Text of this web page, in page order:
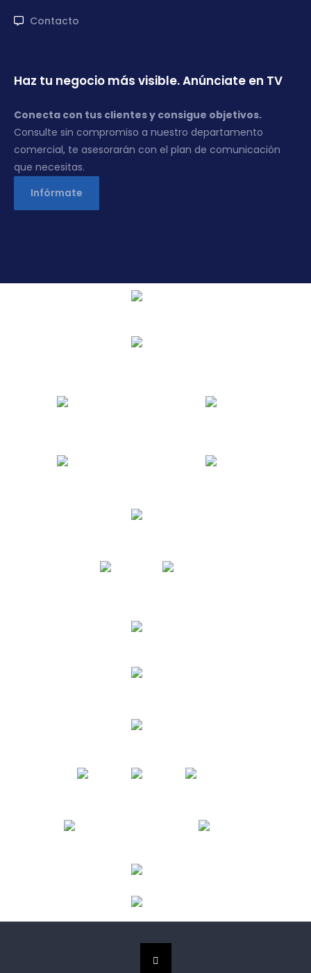
Contacto
Haz tu negocio más visible. Anúnciate en TV
Conecta con tus clientes y consigue objetivos.
Consulte sin compromiso a nuestro departamento
comercial, te asesorarán con el plan de comunicación
que necesitas.
Infórmate